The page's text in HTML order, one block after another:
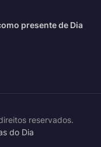
presente de Dia
reservados.
do Dia